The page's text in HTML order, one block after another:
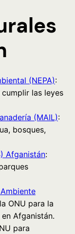
(NEPA):
las leyes
(MAIL):
bosques,
Afganistán:
ONU para la
Afganistán.
para